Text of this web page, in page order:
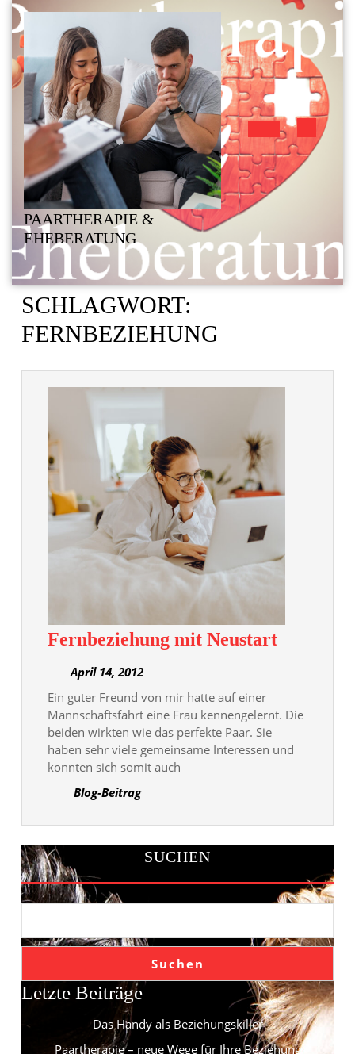
Skip
to
content
PAARTHERAPIE &
EHEBERATUNG
Open
Button
SCHLAGWORT:
FERNBEZIEHUNG
Fernbeziehung mit Neustart
April 14, 2012April
2012
Ein guter Freund von mir hatte auf einer
Mannschaftsfahrt eine Frau kennengelernt. Die
beiden wirkten wie das perfekte Paar. Sie
haben sehr viele gemeinsame Interessen und
konnten sich somit auch
Blog-Beitrag
SUCHEN
Suchen
Letzte Beiträge
Das Handy als Beziehungskiller
Paartherapie – neue Wege für Ihre Beziehung